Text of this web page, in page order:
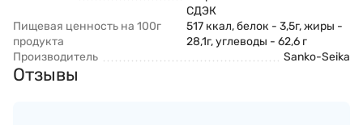
СДЭК
Пищевая ценность на 100г
продукта
517 ккал, белок - 3,5г, жиры -
28,1г, углеводы - 62,6 г
Производитель
Sanko-Seika
Отзывы